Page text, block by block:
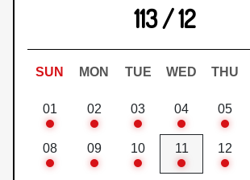
113 / 12
SUN MON TUE WED THU
01 02 03 04 05
08 09 10 11 12